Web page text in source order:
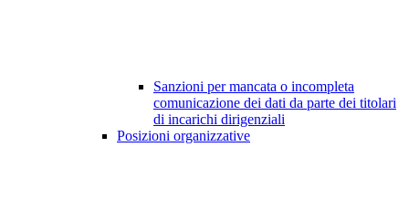
Sanzioni per mancata o incompleta
comunicazione dei dati da parte dei titolari
di incarichi dirigenziali
Posizioni organizzative